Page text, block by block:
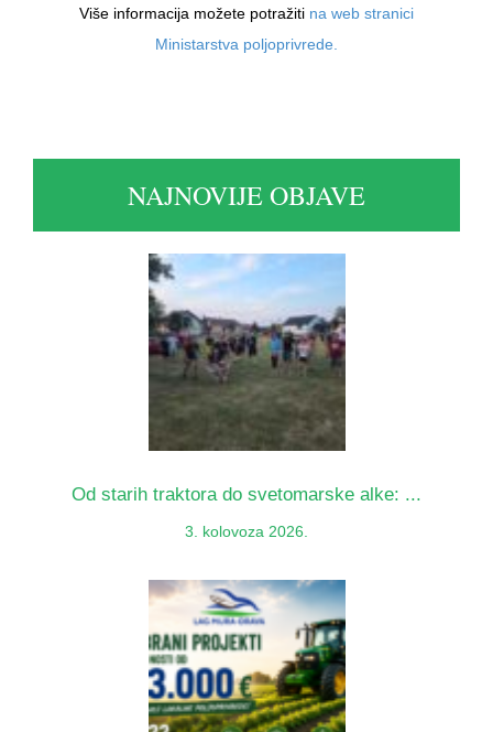
Više informacija možete potražiti na web stranici
Ministarstva poljoprivrede.
NAJNOVIJE OBJAVE
Od starih traktora do svetomarske alke: ...
3. kolovoza 2026.